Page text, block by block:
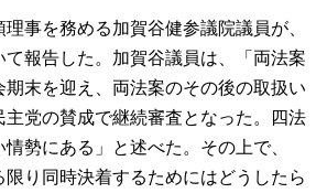
事を務める加賀谷健参議院議員が、
報告した。加賀谷議員は、「両法案
末を迎え、両法案のその後の取扱い
党の賛成で継続審査となった。四法
勢にある」と述べた。その上で、
り同時決着するためにはどうしたら